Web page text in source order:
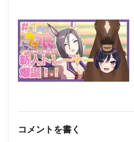
コメントを書く